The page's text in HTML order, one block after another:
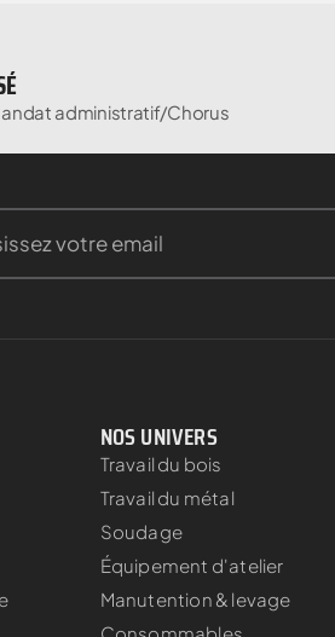
administratif/Chorus
NOS UNIVERS
Travail du bois
Travail du métal
Soudage
Équipement d'atelier
Manutention & levage
Consommables